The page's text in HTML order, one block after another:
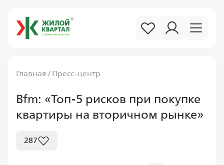
Главная / Пресс-центр
Bfm: «Топ-5 рисков при покупке
квартиры на вторичном рынке»
287